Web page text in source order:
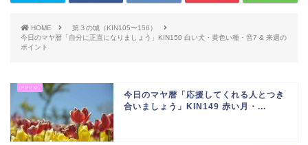
HOME
第３の城（KIN105〜156）
今日のマヤ暦「自分に正直になりましょう」KIN150 白い犬・黄色い種・音7 & 来週の
ポイント
今日のマヤ暦「応援してくれる人とつき
合いましょう」KIN149 赤い月・...